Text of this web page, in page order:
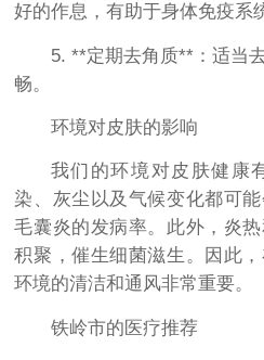
好的作息，有助于身体免疫系
5. **定期去角质**：适当
畅。
环境对皮肤的影响
我们的环境对皮肤健康
染、灰尘以及气候变化都可
毛囊炎的发病率。此外，炎
积聚，催生细菌滋生。因此
环境的清洁和通风非常重要。
铁岭市的医疗推荐